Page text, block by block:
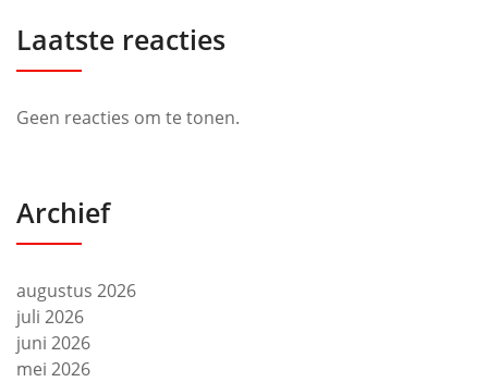
Laatste reacties
Geen reacties om te tonen.
Archief
augustus 2026
juli 2026
juni 2026
mei 2026